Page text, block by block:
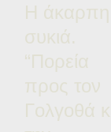
Ηχητικά
Η άκαρπη
συκιά.
“Πορεία
προς τον
Γολγοθά